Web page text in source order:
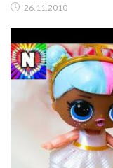
26.11.2010